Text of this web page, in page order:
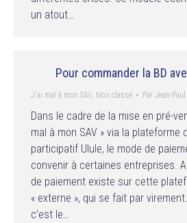
un atout…
Pour commander la BD
J'ai mal à mon SAV, Non classé Par Jean-
Dans le cadre de la mise en pré-
mal à mon SAV » via la plateforme
participatif Ulule, le mode de
convenir à certaines entreprises.
de paiement existe sur cette
« externe », qui se fait par
c’est le…